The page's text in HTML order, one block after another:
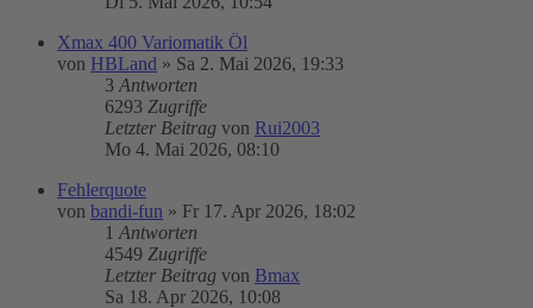
Xmax 400 Variomatik Öl
von HBLand » Sa 2. Mai 2026, 19:33
3 Antworten
6293 Zugriffe
Letzter Beitrag von Rui2003
Mo 4. Mai 2026, 08:10
Fehlerquote
von bandi-fun » Fr 17. Apr 2026, 18:02
1 Antworten
4549 Zugriffe
Letzter Beitrag von Bmax
Sa 18. Apr 2026, 10:08